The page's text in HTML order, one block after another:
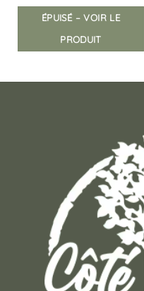
ÉPUISÉ – VOIR LE
PRODUIT